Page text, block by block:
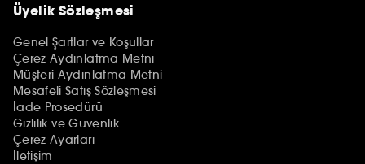
Üyelik Sözleşmesi
Genel Şartlar ve Koşullar
Çerez Aydınlatma Metni
Müşteri Aydınlatma Metni
Mesafeli Satış Sözleşmesi
İade Prosedürü
Gizlilik ve Güvenlik
Çerez Ayarları
İletişim